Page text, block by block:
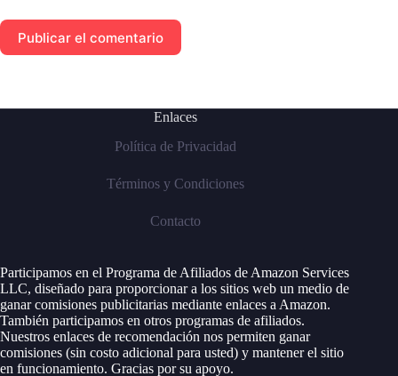
Publicar el comentario
Enlaces
Política de Privacidad
Términos y Condiciones
Contacto
Participamos en el Programa de Afiliados de Amazon Services
LLC, diseñado para proporcionar a los sitios web un medio de
ganar comisiones publicitarias mediante enlaces a Amazon.
También participamos en otros programas de afiliados.
Nuestros enlaces de recomendación nos permiten ganar
comisiones (sin costo adicional para usted) y mantener el sitio
en funcionamiento. Gracias por su apoyo.